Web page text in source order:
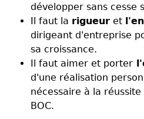
développer sans cesse
Il faut la rigueur et
dirigeant d'entreprise
sa croissance.
Il faut aimer et porter
d'une réalisation
nécessaire à la
BOC.